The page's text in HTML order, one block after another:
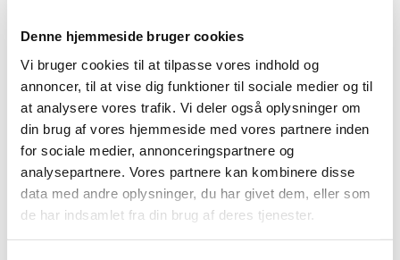
Denne hjemmeside bruger cookies
Vi bruger cookies til at tilpasse vores indhold og
annoncer, til at vise dig funktioner til sociale medier og til
at analysere vores trafik. Vi deler også oplysninger om
din brug af vores hjemmeside med vores partnere inden
for sociale medier, annonceringspartnere og
analysepartnere. Vores partnere kan kombinere disse
data med andre oplysninger, du har givet dem, eller som
de har indsamlet fra din brug af deres tjenester.
blandt andet i enzymatiske processer, stofskifte,
pigmentdannelse og vævsudvikling og bidrager til et
sundt og stabilt revmiljø.
Ved regelmæssig dosering hjælper AF Micro E med at
opretholde naturlige koncentrationer af sporstoffer
svarende til havvand, hvilket kan understøtte korallernes
vækst, farveudvikling og generelle vitalitet. Produktet er
udviklet med en nøje afstemt sammensætning, som sikrer
optimale forhold uden unødig risiko for ubalance ved